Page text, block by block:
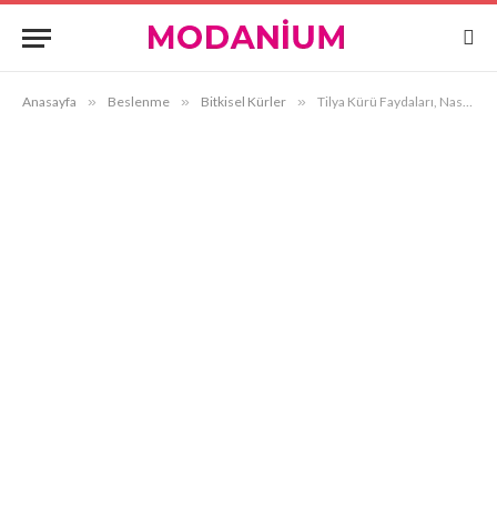
Anasayfa » Beslenme » Bitkisel Kürler » Tilya Kürü Faydaları, Nasıl Yapılır?